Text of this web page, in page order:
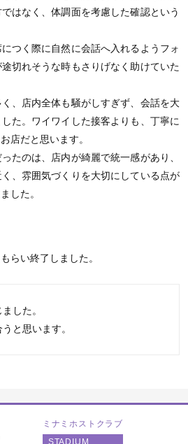
はなく、体調面を考慮した確認という
つく際に自然に会話へ入れるようフォ
切れそうな時もさりげなく助けていた
、店内全体も騒がしすぎず、会話を大
た。ワイワイした接客よりも、丁寧に
店だと思います。
たのは、店内が綺麗で統一感があり、
、雰囲気づくりを大切にしている点が
した。
らい終了しました。
した。
と思います。
ミナミホストクラブ
STADIUM